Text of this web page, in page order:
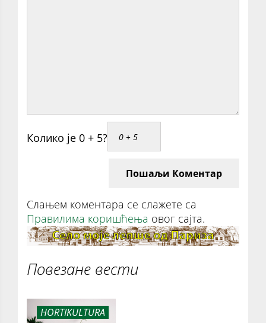
Колико је 0 + 5?
Пошаљи Коментар
Слањем коментара се слажете са
Правилима коришћења овог сајта.
Повезане вести
HORTIKULTURA